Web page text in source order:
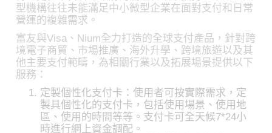
型機構往往未能滿足中小微型企業在面對支付和日常
營運的複雜需求。
富友與Visa、Nium全力打造的全球支付產品，針對跨
境電子商貿、市場推廣、海外升學、跨境旅遊以及其
他主要支付範疇，為相關行業以及拓展場景提供以下
服務：
定製個性化支付卡：使用者可按實際需求，定
製具個性化的支付卡，包括使用場景、使用地
區、使用的時間等等。支付卡可全天候7*24小
時進行網上資金調配。